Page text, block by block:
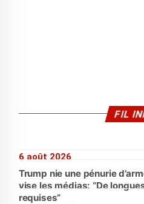
FIL
6 août 2026
Trump nie une pénurie
vise les médias: “De
requises”